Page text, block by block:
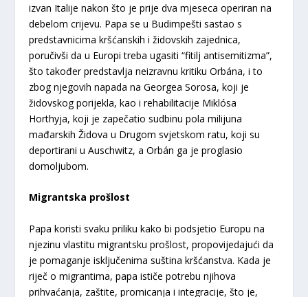
izvan Italije nakon što je prije dva mjeseca operiran na
debelom crijevu. Papa se u Budimpešti sastao s
predstavnicima kršćanskih i židovskih zajednica,
poručivši da u Europi treba ugasiti “fitilj antisemitizma”,
što također predstavlja neizravnu kritiku Orbána, i to
zbog njegovih napada na Georgea Sorosa, koji je
židovskog porijekla, kao i rehabilitacije Miklósa
Horthyja, koji je zapečatio sudbinu pola milijuna
mađarskih Židova u Drugom svjetskom ratu, koji su
deportirani u Auschwitz, a Orbán ga je proglasio
domoljubom.
Migrantska prošlost
Papa koristi svaku priliku kako bi podsjetio Europu na
njezinu vlastitu migrantsku prošlost, propovijedajući da
je pomaganje isključenima suština kršćanstva. Kada je
riječ o migrantima, papa ističe potrebu njihova
prihvaćanja, zaštite, promicanja i integracije, što je,